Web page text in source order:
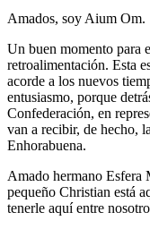
Amados, soy Aium Om.
Un buen momento para
retroalimentación. Esta
acorde a los nuevos
entusiasmo, porque
Confederación, en
van a recibir, de hecho,
Enhorabuena.
Amado hermano Esfera
pequeño Christian está
tenerle aquí entre